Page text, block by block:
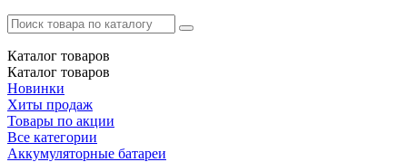
Каталог товаров
Каталог товаров
Новинки
Хиты продаж
Товары по акции
Все категории
Аккумуляторные батареи